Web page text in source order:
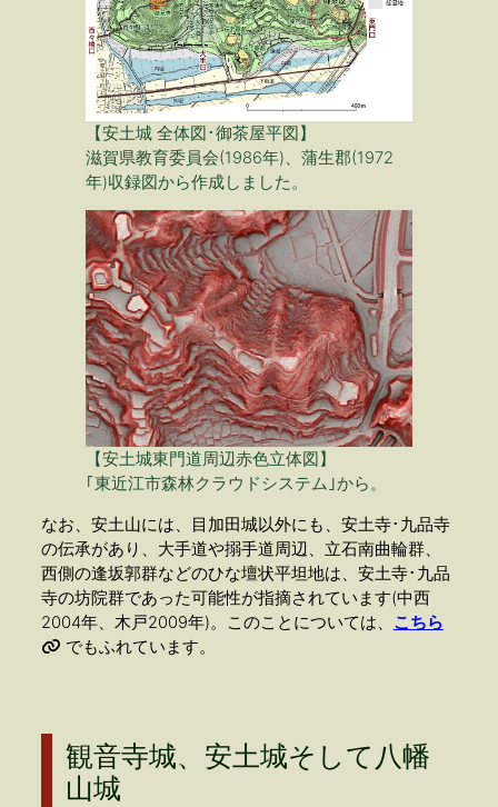
【安土城 全体図･御茶屋平図】
滋賀県教育委員会(1986年)、蒲生郡(1972
年)収録図から作成しました。
【安土城東門道周辺赤色立体図】
｢東近江市森林クラウドシステム｣から。
なお、安土山には、目加田城以外にも、安土寺･九品寺
の伝承があり、大手道や搦手道周辺、立石南曲輪群、
西側の逢坂郭群などのひな壇状平坦地は、安土寺･九品
寺の坊院群であった可能性が指摘されています(中西
2004年、木戸2009年)。このことについては、 こちら
でもふれています。
観音寺城、安土城そして八幡
山城